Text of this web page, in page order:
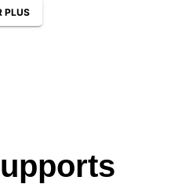
PLUS